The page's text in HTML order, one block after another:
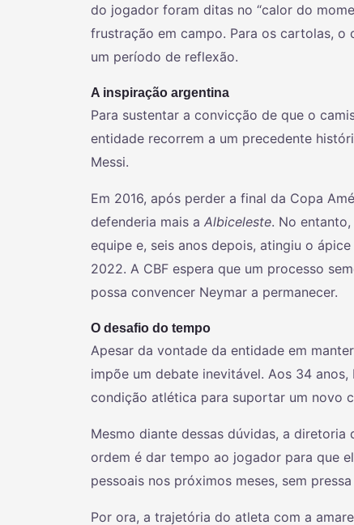
do jogador foram ditas no “calor do
frustração em campo. Para os cartolas,
um período de reflexão.
A inspiração argentina
Para sustentar a convicção de que o
entidade recorrem a um precedente
Messi.
Em 2016, após perder a final da Copa
defenderia mais a Albiceleste. No
equipe e, seis anos depois, atingiu o
2022. A CBF espera que um processo
possa convencer Neymar a permanecer.
O desafio do tempo
Apesar da vontade da entidade em
impõe um debate inevitável. Aos 34
condição atlética para suportar um novo
Mesmo diante dessas dúvidas, a
ordem é dar tempo ao jogador para que
pessoais nos próximos meses, sem
Por ora, a trajetória do atleta com a